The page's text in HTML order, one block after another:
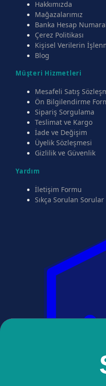
Hakkımızda
Mağazalarımız
Banka Hesap
Çerez Politikası
Kişisel Verilerin
Blog
Müşteri Hizmetleri
Mesafeli Satış
Ön Bilgilendirme
Sipariş Sorgulama
Teslimat ve Kargo
İade ve Değişim
Üyelik Sözleşmesi
Gizlilik ve Güvenlik
Yardım
İletişim Formu
Sıkça Sorulan Sorular